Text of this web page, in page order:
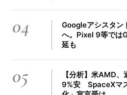
04
Googleアシスタン
へ。Pixel 9等では
延も
05
【分析】米AMD
9%安 SpaceXマ